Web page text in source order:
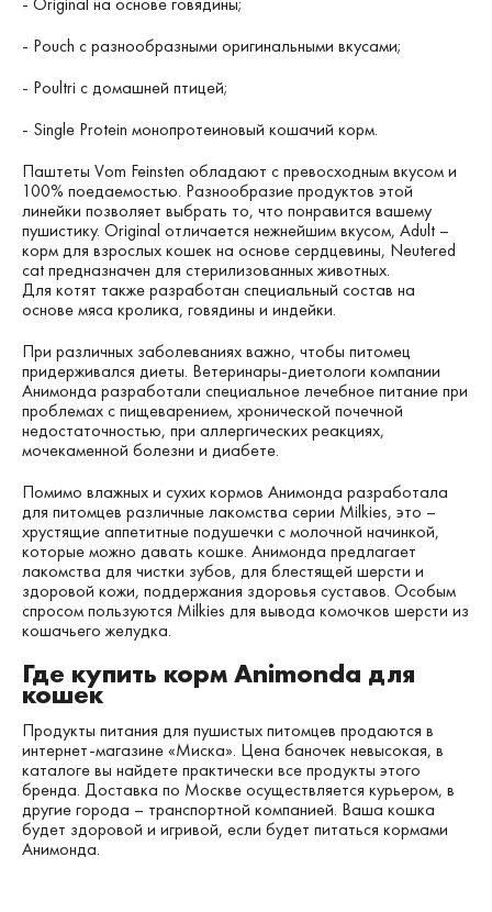
- Pouch с разнообразными оригинальными вкусами;
- Poultri с домашней птицей;
- Single Protein монопротеиновый кошачий корм.
Паштеты Vom Feinsten обладают с превосходным вкусом и
100% поедаемостью. Разнообразие продуктов этой
линейки позволяет выбрать то, что понравится вашему
пушистику. Original отличается нежнейшим вкусом, Adult –
корм для взрослых кошек на основе сердцевины, Neutered
cat предназначен для стерилизованных животных.
Для котят также разработан специальный состав на
основе мяса кролика, говядины и индейки.
При различных заболеваниях важно, чтобы питомец
придерживался диеты. Ветеринары-диетологи компании
Анимонда разработали специальное лечебное питание при
проблемах с пищеварением, хронической почечной
недостаточностью, при аллергических реакциях,
мочекаменной болезни и диабете.
Помимо влажных и сухих кормов Анимонда разработала
для питомцев различные лакомства серии Milkies, это –
хрустящие аппетитные подушечки с молочной начинкой,
которые можно давать кошке. Анимонда предлагает
лакомства для чистки зубов, для блестящей шерсти и
здоровой кожи, поддержания здоровья суставов. Особым
спросом пользуются Milkies для вывода комочков шерсти из
кошачьего желудка.
Где купить корм Animonda для
кошек
Продукты питания для пушистых питомцев продаются в
интернет-магазине «Миска». Цена баночек невысокая, в
каталоге вы найдете практически все продукты этого
бренда. Доставка по Москве осуществляется курьером, в
другие города – транспортной компанией. Ваша кошка
будет здоровой и игривой, если будет питаться кормами
Анимонда.